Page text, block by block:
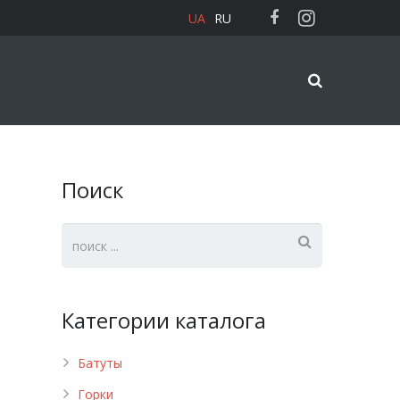
UA RU
Поиск
Категории каталога
Батуты
Горки